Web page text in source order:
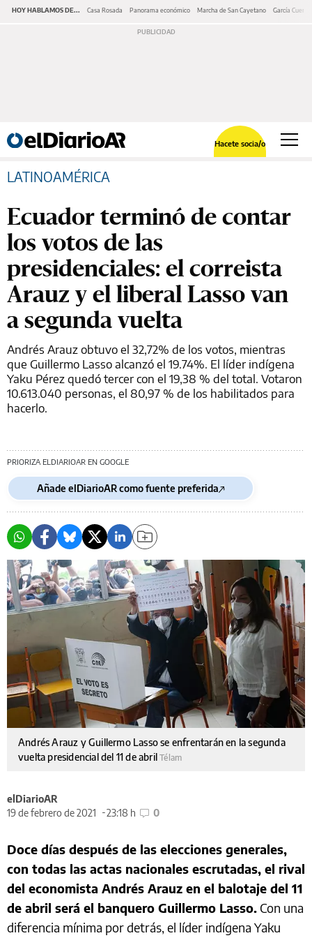
HOY HABLAMOS DE... Casa Rosada Panorama económico Marcha de San Cayetano García Cuerva
Hacete socia/o
LATINOAMÉRICA
Ecuador terminó de contar
los votos de las
presidenciales: el correista
Arauz y el liberal Lasso van
a segunda vuelta
Andrés Arauz obtuvo el 32,72% de los votos, mientras
que Guillermo Lasso alcanzó el 19.74%. El líder indígena
Yaku Pérez quedó tercer con el 19,38 % del total. Votaron
10.613.040 personas, el 80,97 % de los habilitados para
hacerlo.
PRIORIZA ELDIARIOAR EN GOOGLE
Añade elDiarioAR como fuente preferida
Andrés Arauz y Guillermo Lasso se enfrentarán en la segunda
vuelta presidencial del 11 de abrilTélam
elDiarioAR
19 de febrero de 2021
23:18 h 0
Doce días después de las elecciones generales,
con todas las actas nacionales escrutadas, el rival
del economista Andrés Arauz en el balotaje del 11
de abril será el banquero Guillermo Lasso. Con una
diferencia mínima por detrás, el líder indígena Yaku